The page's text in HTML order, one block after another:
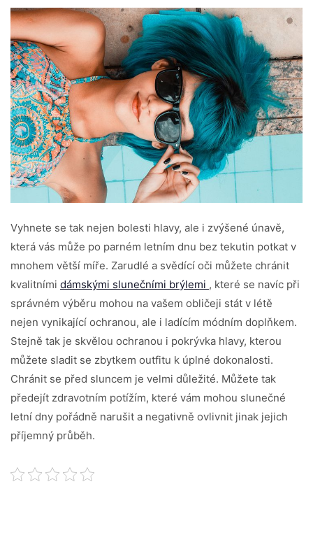
Vyhnete se tak nejen bolesti hlavy, ale i zvýšené únavě,
která vás může po parném letním dnu bez tekutin potkat v
mnohem větší míře. Zarudlé a svědící oči můžete chránit
kvalitními dámskými slunečními brýlemi , které se navíc při
správném výběru mohou na vašem obličeji stát v létě
nejen vynikající ochranou, ale i ladícím módním doplňkem.
Stejně tak je skvělou ochranou i pokrývka hlavy, kterou
můžete sladit se zbytkem outfitu k úplné dokonalosti.
Chránit se před sluncem je velmi důležité. Můžete tak
předejít zdravotním potížím, které vám mohou slunečné
letní dny pořádně narušit a negativně ovlivnit jinak jejich
příjemný průběh.